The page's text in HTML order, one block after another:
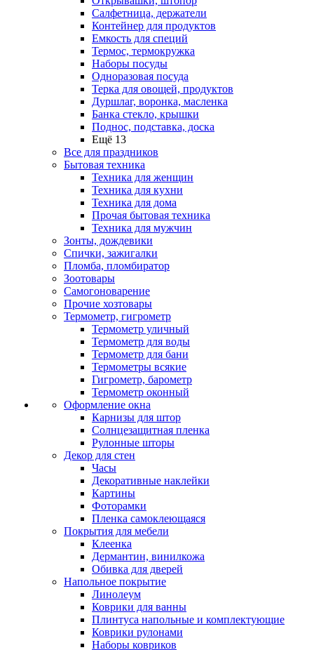
Салфетница, держатели
Контейнер для продуктов
Емкость для специй
Термос, термокружка
Наборы посуды
Одноразовая посуда
Терка для овощей, продуктов
Дуршлаг, воронка, масленка
Банка стекло, крышки
Поднос, подставка, доска
Ещё 13
Все для праздников
Бытовая техника
Техника для женщин
Техника для кухни
Техника для дома
Прочая бытовая техника
Техника для мужчин
Зонты, дождевики
Спички, зажигалки
Пломба, пломбиратор
Зоотовары
Самогоноварение
Прочие хозтовары
Термометр, гигрометр
Термометр уличный
Термометр для воды
Термометр для бани
Термометры всякие
Гигрометр, барометр
Термометр оконный
Оформление окна
Карнизы для штор
Солнцезащитная пленка
Рулонные шторы
Декор для стен
Часы
Декоративные наклейки
Картины
Фоторамки
Пленка самоклеющаяся
Покрытия для мебели
Клеенка
Дермантин, винилкожа
Обивка для дверей
Напольное покрытие
Линолеум
Коврики для ванны
Плинтуса напольные и комплектующие
Коврики рулонами
Наборы ковриков